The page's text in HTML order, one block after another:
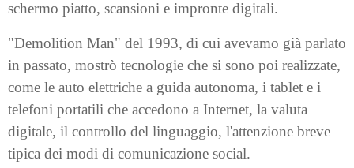
schermo piatto, scansioni e impronte digitali.
"Demolition Man" del 1993, di cui avevamo già parlato
in passato, mostrò tecnologie che si sono poi realizzate,
come le auto elettriche a guida autonoma, i tablet e i
telefoni portatili che accedono a Internet, la valuta
digitale, il controllo del linguaggio, l'attenzione breve
tipica dei modi di comunicazione social.